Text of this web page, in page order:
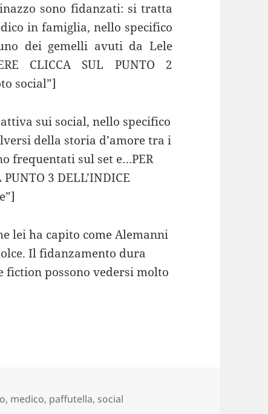
sono fidanzati: si tratta
in famiglia, nello specifico
dei gemelli avuti da Lele
CLICCA SUL PUNTO 2
social”]
sui social, nello specifico
della storia d’amore tra i
frequentati sul set e…PER
3 DELL’INDICE
lei ha capito come Alemanni
Il fidanzamento dura
fiction possono vedersi molto
, medico, paffutella, social